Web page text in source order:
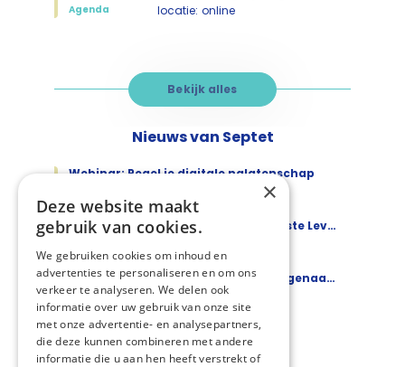
Agenda
locatie: online
Bekijk alles
Nieuws van Septet
Webinar: Regel je digitale nalatenschap
Vernieuwde website Wegwijzer Laatste Levensfase live!
Netwerkevaluatie als motor voor eigenaarschap en samenwerking
Nieuws 26-03-2026
Column: Humor en palliatieve zorg
Nieuws 9-03-2026
×
Deze website maakt
gebruik van cookies.
We gebruiken cookies om inhoud en
advertenties te personaliseren en om ons
verkeer te analyseren. We delen ook
informatie over uw gebruik van onze site
met onze advertentie- en analysepartners,
die deze kunnen combineren met andere
informatie die u aan hen heeft verstrekt of